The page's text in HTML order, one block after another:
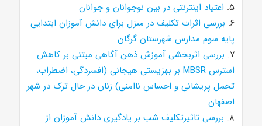
۵. اعتیاد اینترنتی در بین نوجوانان و جوانان
۶. بررسی اثرات تکلیف در مىزل برای دانش آموزان ابتدایی
پایه سوم مدارس شهرستان گرگان
۷. بررسی اثربخشی آموزش ذهن آگاهی مبتنی بر کاهش
استرس MBSR بر بهزیستی هیجانی (افسردگی، اضطراب،
تحمل پریشانی و احساس ناامنی) زنان در حال ترک در شهر
اصفهان
۸. بررسی تاثیرتکلیف شب بر یادگیری دانش آموزان از